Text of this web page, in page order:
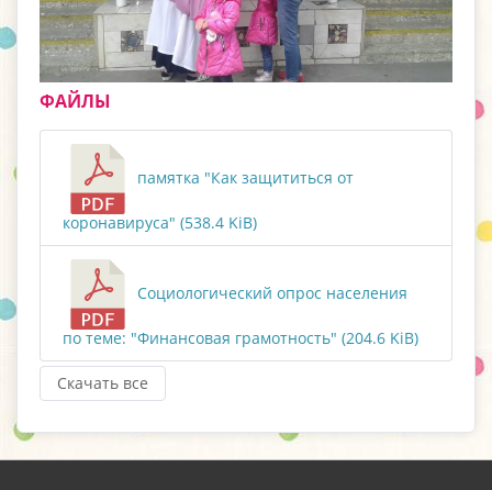
ФАЙЛЫ
памятка "Как защититься от
коронавируса" (538.4 KiB)
Социологический опрос населения
по теме: "Финансовая грамотность" (204.6 KiB)
Скачать все